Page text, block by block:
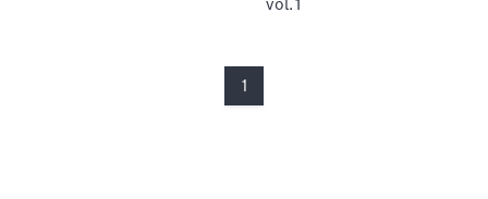
vol.1
1